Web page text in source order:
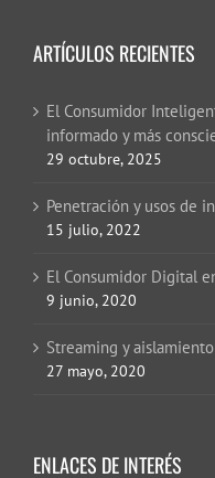
ARTÍCULOS RECIENTES
El Consumidor
informado y más
29 octubre, 2025
Penetración y usos de
15 julio, 2022
El Consumidor Digital
9 junio, 2020
Streaming y
27 mayo, 2020
ENLACES DE INTERÉS